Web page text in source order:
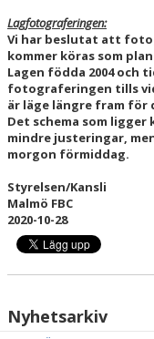
Lagfotograferingen:
Vi har beslutat att
kommer köras som
Lagen födda 2004 och
fotograferingen tills
är läge längre fram för
Det schema som ligger
mindre justeringar,
morgon förmiddag.
Styrelsen/Kansli
Malmö FBC
2020-10-28
Nyhetsarkiv